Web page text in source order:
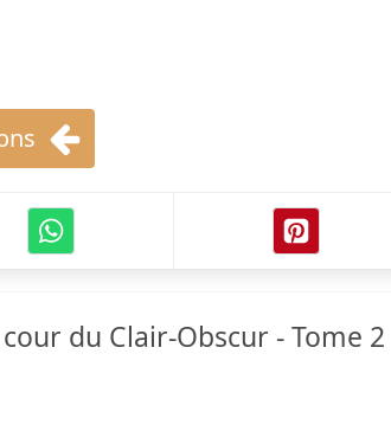
du Clair-Obscur - Tome 2